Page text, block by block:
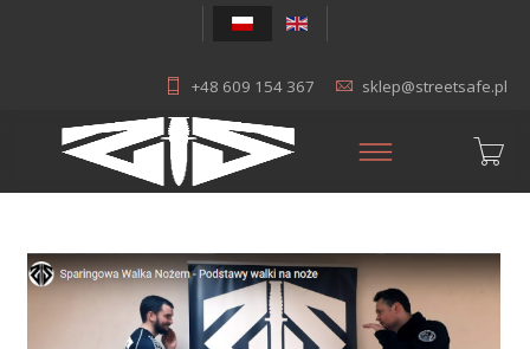
+48 609 154 367 sklep@streetsafe.pl